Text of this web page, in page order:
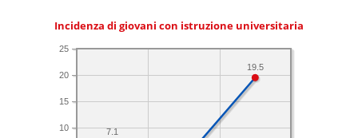
Incidenza di giovani con istruzione universitaria
10
15
20
25
19.5
7.1